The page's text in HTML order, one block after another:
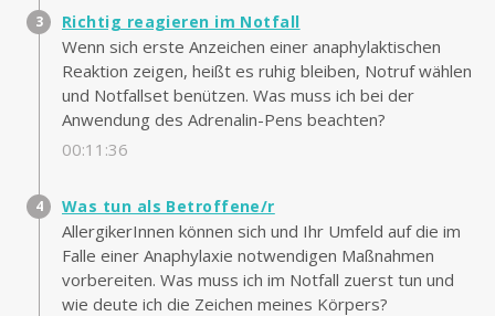
Richtig reagieren im Notfall
Wenn sich erste Anzeichen einer anaphylaktischen
Reaktion zeigen, heißt es ruhig bleiben, Notruf wählen
und Notfallset benützen. Was muss ich bei der
Anwendung des Adrenalin-Pens beachten?
00:11:36
Was tun als Betroffene/r
AllergikerInnen können sich und Ihr Umfeld auf die im
Falle einer Anaphylaxie notwendigen Maßnahmen
vorbereiten. Was muss ich im Notfall zuerst tun und
wie deute ich die Zeichen meines Körpers?